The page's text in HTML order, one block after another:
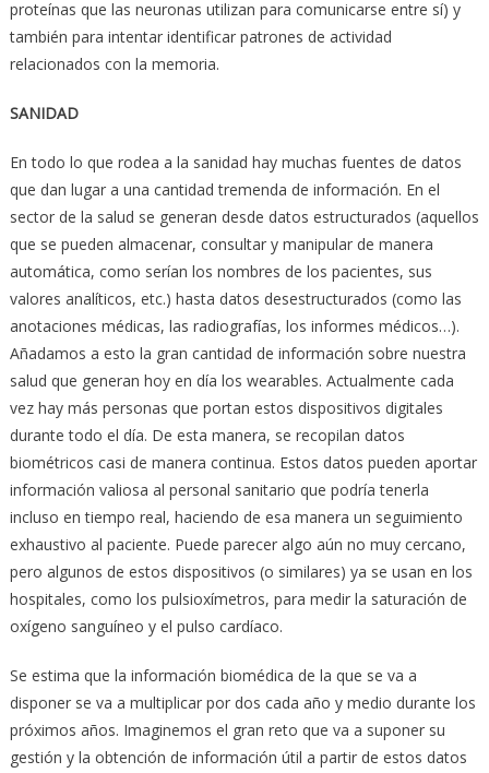
proteínas que las neuronas utilizan para comunicarse entre sí) y
también para intentar identificar patrones de actividad
relacionados con la memoria.
SANIDAD
En todo lo que rodea a la sanidad hay muchas fuentes de datos
que dan lugar a una cantidad tremenda de información. En el
sector de la salud se generan desde datos estructurados (aquellos
que se pueden almacenar, consultar y manipular de manera
automática, como serían los nombres de los pacientes, sus
valores analíticos, etc.) hasta datos desestructurados (como las
anotaciones médicas, las radiografías, los informes médicos…).
Añadamos a esto la gran cantidad de información sobre nuestra
salud que generan hoy en día los wearables. Actualmente cada
vez hay más personas que portan estos dispositivos digitales
durante todo el día. De esta manera, se recopilan datos
biométricos casi de manera continua. Estos datos pueden aportar
información valiosa al personal sanitario que podría tenerla
incluso en tiempo real, haciendo de esa manera un seguimiento
exhaustivo al paciente. Puede parecer algo aún no muy cercano,
pero algunos de estos dispositivos (o similares) ya se usan en los
hospitales, como los pulsioxímetros, para medir la saturación de
oxígeno sanguíneo y el pulso cardíaco.
Se estima que la información biomédica de la que se va a
disponer se va a multiplicar por dos cada año y medio durante los
próximos años. Imaginemos el gran reto que va a suponer su
gestión y la obtención de información útil a partir de estos datos